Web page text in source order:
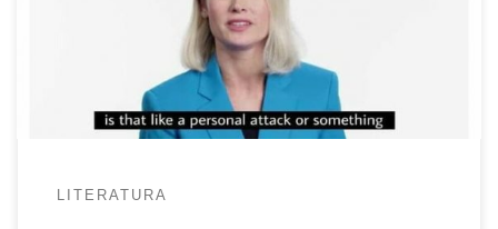
to medium podczas omawiania lektur?
Wykorzystanie memów w trakcie lekcji, to od
jakiegoś czasu dość częste zjawisko. Wielu
nauczycieli chętnie sięga […]
LITERATURA